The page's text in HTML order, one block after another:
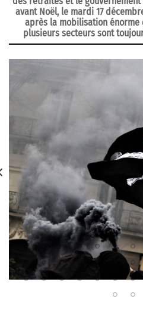
avant Noël, le mardi 17
après la mobilisation énorme
plusieurs secteurs sont